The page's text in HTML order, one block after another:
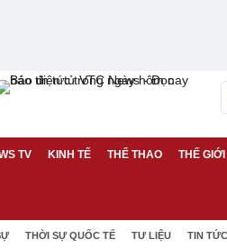
TV KINH TẾ THỂ THAO THẾ GIỚI
THỜI SỰ QUỐC TẾ TƯ LIỆU TIN